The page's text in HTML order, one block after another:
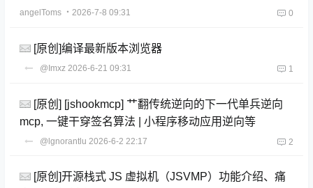
angelToms ・2026-7-8 09:31 0
[原创]编译最新版本浏览器
@Imxz 2026-6-21 09:31 1
[原创] [jshookmcp] 艹翻传统逆向的下一代单兵逆向
mcp, 一键干穿签名算法 | 小程序移动应用逆向等
@lgnorantlu 2026-6-2 22:17 2
[原创]开源栈式 JS 虚拟机（JSVMP）功能介绍、痛